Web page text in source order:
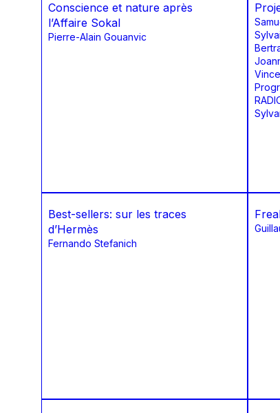
Conscience et nature après
l’Affaire Sokal
Pierre-Alain Gouanvic
Best-sellers: sur les traces
d’Hermès
Fernando Stefanich